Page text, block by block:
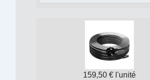
159,50 € l'unité